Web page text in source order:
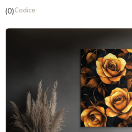
La
media
stelle.
(0)